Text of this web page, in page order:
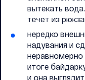
вытекать
течет из
нередко
надувания и
неравномерно
итоге
и она